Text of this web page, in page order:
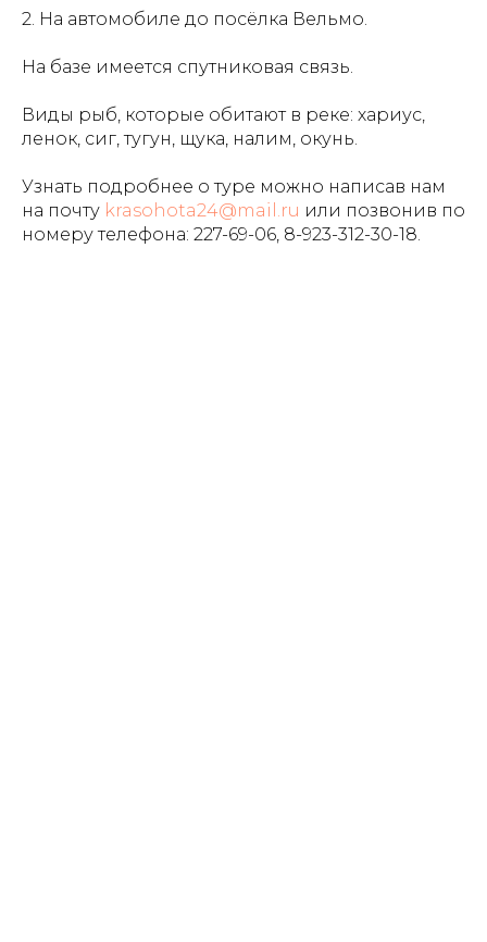
2. На автомобиле до посёлка Вельмо.
На базе имеется спутниковая связь.
Виды рыб, которые обитают в реке: хариус,
ленок, сиг, тугун, щука, налим, окунь.
Узнать подробнее о туре можно написав нам
на почту krasohota24@mail.ru или позвонив по
номеру телефона: 227-69-06, 8-923-312-30-18.